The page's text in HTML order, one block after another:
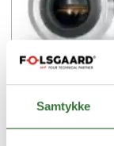
Samtykke